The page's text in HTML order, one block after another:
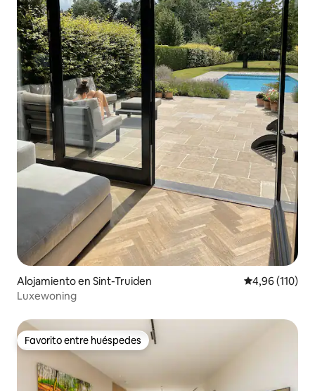
Alojamiento en Sint-Truiden Calificación
4,96 (110)
Luxewoning
Favorito entre huéspedes
Favorito entre huéspedes